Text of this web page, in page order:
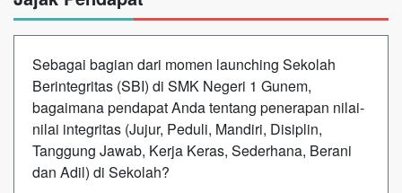
Sebagai bagian dari momen launching Sekolah
Berintegritas (SBI) di SMK Negeri 1 Gunem,
bagaimana pendapat Anda tentang penerapan nilai-
nilai integritas (Jujur, Peduli, Mandiri, Disiplin,
Tanggung Jawab, Kerja Keras, Sederhana, Berani
dan Adil) di Sekolah?